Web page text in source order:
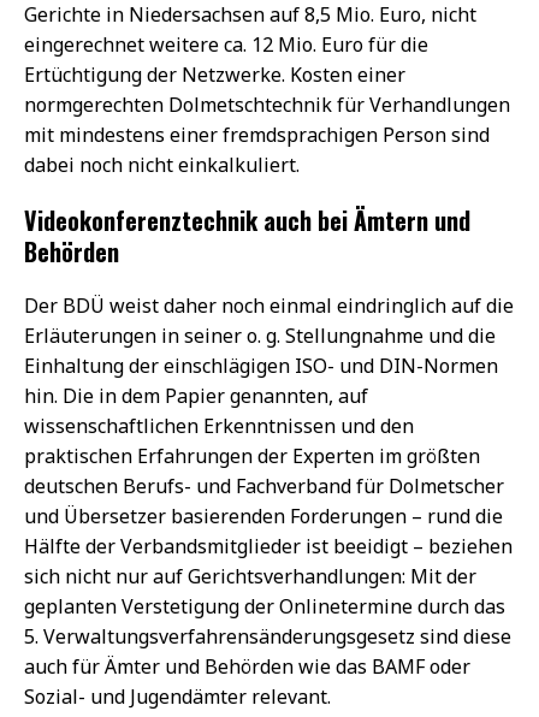
Gerichte in Niedersachsen auf 8,5 Mio. Euro, nicht
eingerechnet weitere ca. 12 Mio. Euro für die
Ertüchtigung der Netzwerke. Kosten einer
normgerechten Dolmetschtechnik für Verhandlungen
mit mindestens einer fremdsprachigen Person sind
dabei noch nicht einkalkuliert.
Videokonferenztechnik auch bei Ämtern und
Behörden
Der BDÜ weist daher noch einmal eindringlich auf die
Erläuterungen in seiner o. g. Stellungnahme und die
Einhaltung der einschlägigen ISO- und DIN-Normen
hin. Die in dem Papier genannten, auf
wissenschaftlichen Erkenntnissen und den
praktischen Erfahrungen der Experten im größten
deutschen Berufs- und Fachverband für Dolmetscher
und Übersetzer basierenden Forderungen – rund die
Hälfte der Verbandsmitglieder ist beeidigt – beziehen
sich nicht nur auf Gerichtsverhandlungen: Mit der
geplanten Verstetigung der Onlinetermine durch das
5. Verwaltungsverfahrensänderungsgesetz sind diese
auch für Ämter und Behörden wie das BAMF oder
Sozial- und Jugendämter relevant.